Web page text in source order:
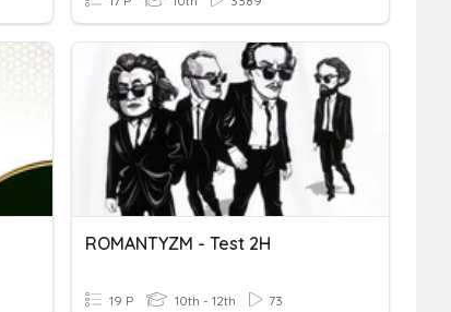
ROMANTYZM - Test 2H
19 P 10th - 12th 73